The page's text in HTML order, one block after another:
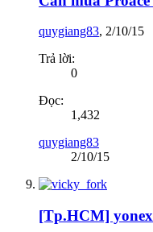
quygiang83, 2/10/15
Trả lời:
0
Đọc:
1,432
quygiang83
2/10/15
[Tp.HCM]